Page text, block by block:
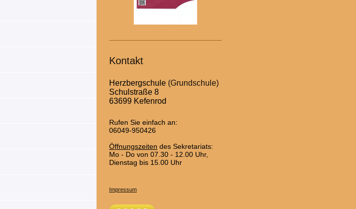
Kontakt
Herzbergschule (Grundschule)
Schulstraße 8
63699 Kefenrod
Rufen Sie einfach an:
06049-950426
Öffnungszeiten des Sekretariats:
Mo - Do von 07.30 - 12.00 Uhr,
Dienstag bis 15.00 Uhr
Impressum